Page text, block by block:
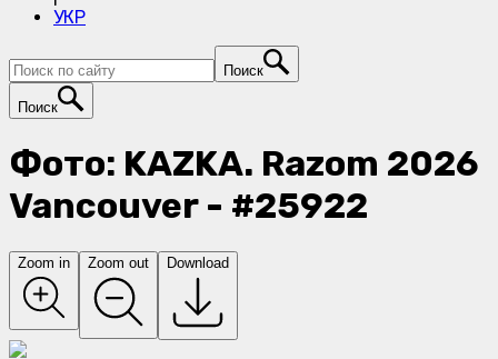
УКР
Поиск
Поиск
Фото: KAZKA. Razom 2026
Vancouver - #25922
Zoom in Zoom out Download